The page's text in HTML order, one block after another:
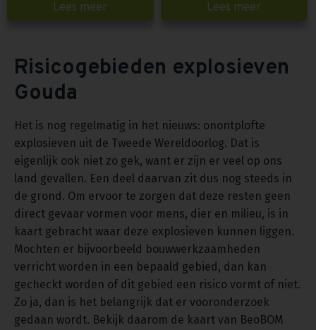
Lees meer Lees meer
Risicogebieden explosieven
Gouda
Het is nog regelmatig in het nieuws: onontplofte
explosieven uit de Tweede Wereldoorlog. Dat is
eigenlijk ook niet zo gek, want er zijn er veel op ons
land gevallen. Een deel daarvan zit dus nog steeds in
de grond. Om ervoor te zorgen dat deze resten geen
direct gevaar vormen voor mens, dier en milieu, is in
kaart gebracht waar deze explosieven kunnen liggen.
Mochten er bijvoorbeeld bouwwerkzaamheden
verricht worden in een bepaald gebied, dan kan
gecheckt worden of dit gebied een risico vormt of niet.
Zo ja, dan is het belangrijk dat er vooronderzoek
gedaan wordt. Bekijk daarom de kaart van BeoBOM